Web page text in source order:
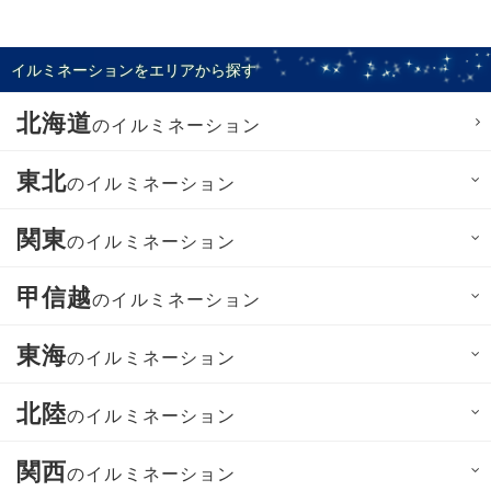
イルミネーションをエリアから探す
北海道のイルミネーション
東北のイルミネーション
関東のイルミネーション
甲信越のイルミネーション
東海のイルミネーション
北陸のイルミネーション
関西のイルミネーション